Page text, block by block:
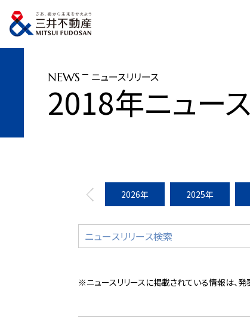
トップページ ニュースリリース
NEWS ニュースリリース
2018年ニュー
2026年 2025年
※ニュースリリースに掲載されている情報は、発